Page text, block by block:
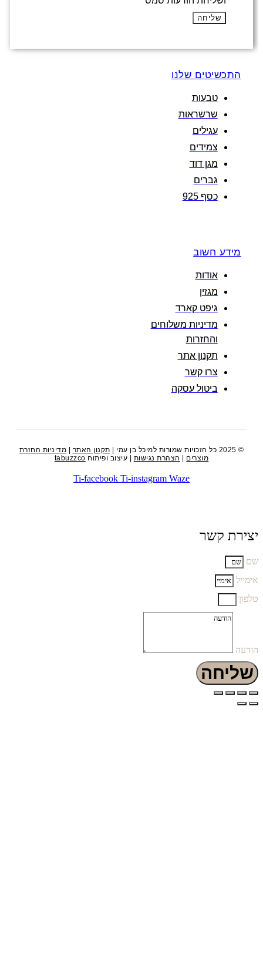
שליחה
התכשיטים שלנו
טבעות
שרשראות
עגילים
צמידים
מגן דוד
גברים
כסף 925
מידע חשוב
אודות
מגזין
גיפט קארד
מדיניות משלוחים
והחזרות
תקנון אתר
צרו קשר
ביטול עסקה
© 2025 כל הזכויות שמורות למיכל בן עמי | תקנון האתר| מדיניות החזרת
מוצרים| הצהרת נגישות| עיצוב ופיתוחtabuzzco
Ti-facebook Ti-instagram Waze
יצירת קשר
שם
אימייל
טלפון
הודעה
שליחה